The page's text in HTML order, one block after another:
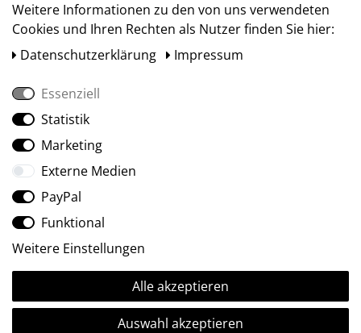
Social Media
Ⓒ2009-2026 ARTland GmbH • Alle Rechte vorbehalten.
Weitere Informationen zu den von uns verwendeten
Cookies und Ihren Rechten als Nutzer finden Sie hier:
Daten­schutz­erklärung
Impressum
Essenziell
Statistik
Marketing
Externe Medien
PayPal
Funktional
Weitere Einstellungen
Alle akzeptieren
Auswahl akzeptieren